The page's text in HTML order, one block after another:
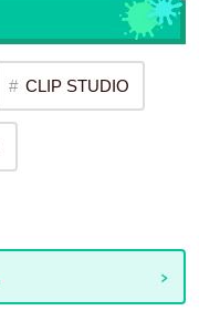
CLIP STUDIO